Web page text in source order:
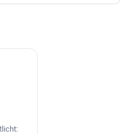
Kontrolle und
Der GST-Satz